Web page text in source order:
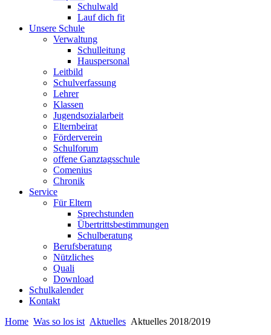
Schulwald
Lauf dich fit
Unsere Schule
Verwaltung
Schulleitung
Hauspersonal
Leitbild
Schulverfassung
Lehrer
Klassen
Jugendsozialarbeit
Elternbeirat
Förderverein
Schulforum
offene Ganztagsschule
Comenius
Chronik
Service
Für Eltern
Sprechstunden
Übertrittsbestimmungen
Schulberatung
Berufsberatung
Nützliches
Quali
Download
Schulkalender
Kontakt
Home Was so los ist Aktuelles Aktuelles 2018/2019